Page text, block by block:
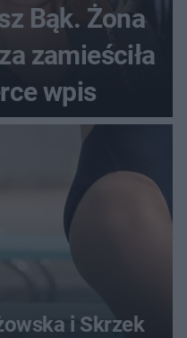
Bąk. Żona
zamieściła
wpis
i Skrzek